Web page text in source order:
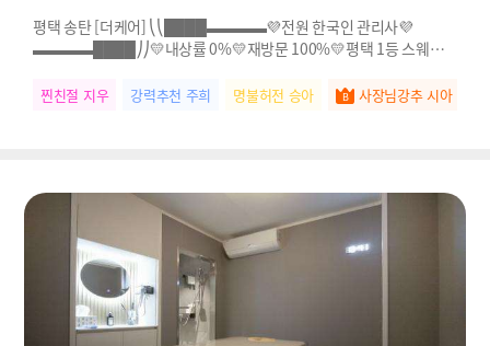
평택 송탄 [더케어] ⎝⎝████▬▬▬▬💜전원 한국인 관리사💜
▬▬▬▬████⎠⎠💛내상률 0%💛재방문 100%💛평택 1등 스웨디시
찐친절 지우 강력추천 주희 명불허전 승아 사장님강추 시아